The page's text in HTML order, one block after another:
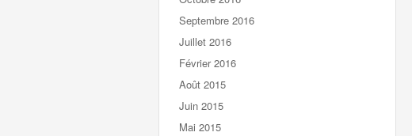
Septembre 2016
Juillet 2016
Février 2016
Août 2015
Juin 2015
Mai 2015